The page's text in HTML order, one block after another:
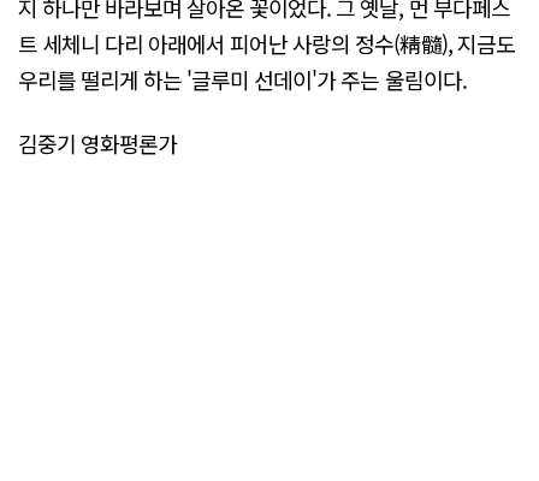
지 하나만 바라보며 살아온 꽃이었다. 그 옛날, 먼 부다페스
트 세체니 다리 아래에서 피어난 사랑의 정수(精髓), 지금도
우리를 떨리게 하는 '글루미 선데이'가 주는 울림이다.
김중기 영화평론가